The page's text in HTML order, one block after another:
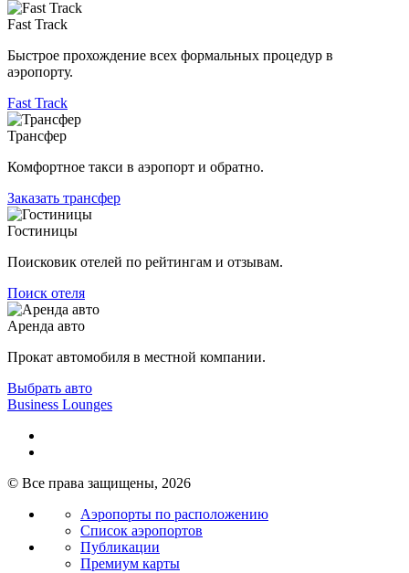
Fast Track
Быстрое прохождение всех формальных процедур в
аэропорту.
Fast Track
Трансфер
Комфортное такси в аэропорт и обратно.
Заказать трансфер
Гостиницы
Поисковик отелей по рейтингам и отзывам.
Поиск отеля
Аренда авто
Прокат автомобиля в местной компании.
Выбрать авто
Business Lounges
© Все права защищены, 2026
Аэропорты по расположению
Список аэропортов
Публикации
Премиум карты